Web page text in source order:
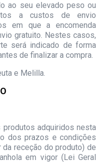
ao seu elevado peso ou
a custos de envio
em que a encomenda
gratuito. Nestes casos,
será indicado de forma
de finalizar a compra.
e Melilla.
adquiridos nesta
dos prazos e condições
receção do produto) de
em vigor (Lei Geral